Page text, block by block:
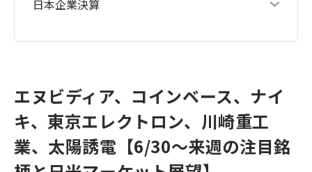
日本企業決算
エヌビディア、コインベース、ナイ
キ、東京エレクトロン、川崎重工
業、太陽誘電【6/30〜来週の注目銘